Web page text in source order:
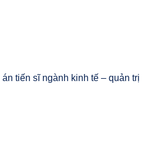
tiến sĩ ngành kinh tế – quản trị